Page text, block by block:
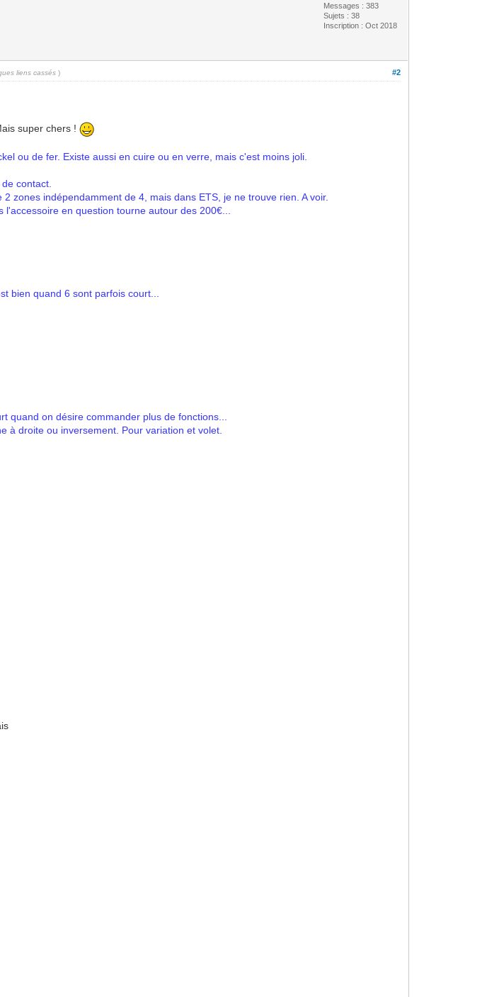
Messages : 383
Sujets : 38
Inscription : Oct 2018
#2
liens cassés )
super chers !
ou de fer. Existe aussi en cuire ou en verre, mais c'est moins joli.
contact.
zones indépendamment de 4, mais dans ETS, je ne trouve rien. A voir.
en question tourne autour des 200€...
bien quand 6 sont parfois court...
quand on désire commander plus de fonctions...
à droite ou inversement. Pour variation et volet.